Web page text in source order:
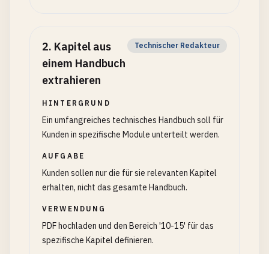
2. Kapitel aus
einem Handbuch
extrahieren
Technischer Redakteur
HINTERGRUND
Ein umfangreiches technisches Handbuch soll für
Kunden in spezifische Module unterteilt werden.
AUFGABE
Kunden sollen nur die für sie relevanten Kapitel
erhalten, nicht das gesamte Handbuch.
VERWENDUNG
PDF hochladen und den Bereich '10-15' für das
spezifische Kapitel definieren.